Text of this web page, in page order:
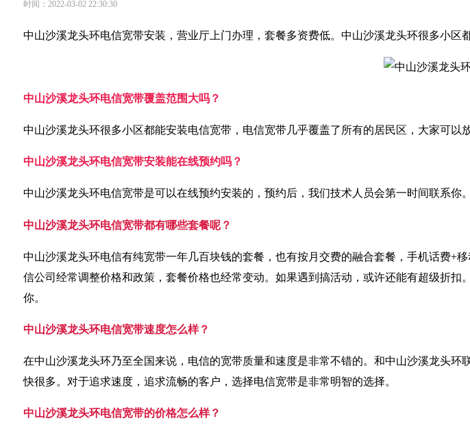
时间：2022-03-02 22:30:30
中山沙溪龙头环电信宽带安装，营业厅上门办理，套餐多资费低。中山沙溪龙头环很多小区
中山沙溪龙头环电信宽带覆盖范围大吗？
中山沙溪龙头环很多小区都能安装电信宽带，电信宽带几乎覆盖了所有的居民区，大家可以
中山沙溪龙头环电信宽带安装能在线预约吗？
中山沙溪龙头环电信宽带是可以在线预约安装的，预约后，我们技术人员会第一时间联系你。
中山沙溪龙头环电信宽带都有哪些套餐呢？
中山沙溪龙头环电信有纯宽带一年几百块钱的套餐，也有按月交费的融合套餐，手机话费+
信公司经常调整价格和政策，套餐价格也经常变动。如果遇到搞活动，或许还能有超级折
你。
中山沙溪龙头环电信宽带速度怎么样？
在中山沙溪龙头环乃至全国来说，电信的宽带质量和速度是非常不错的。和中山沙溪龙头
快很多。对于追求速度，追求流畅的客户，选择电信宽带是非常明智的选择。
中山沙溪龙头环电信宽带的价格怎么样？